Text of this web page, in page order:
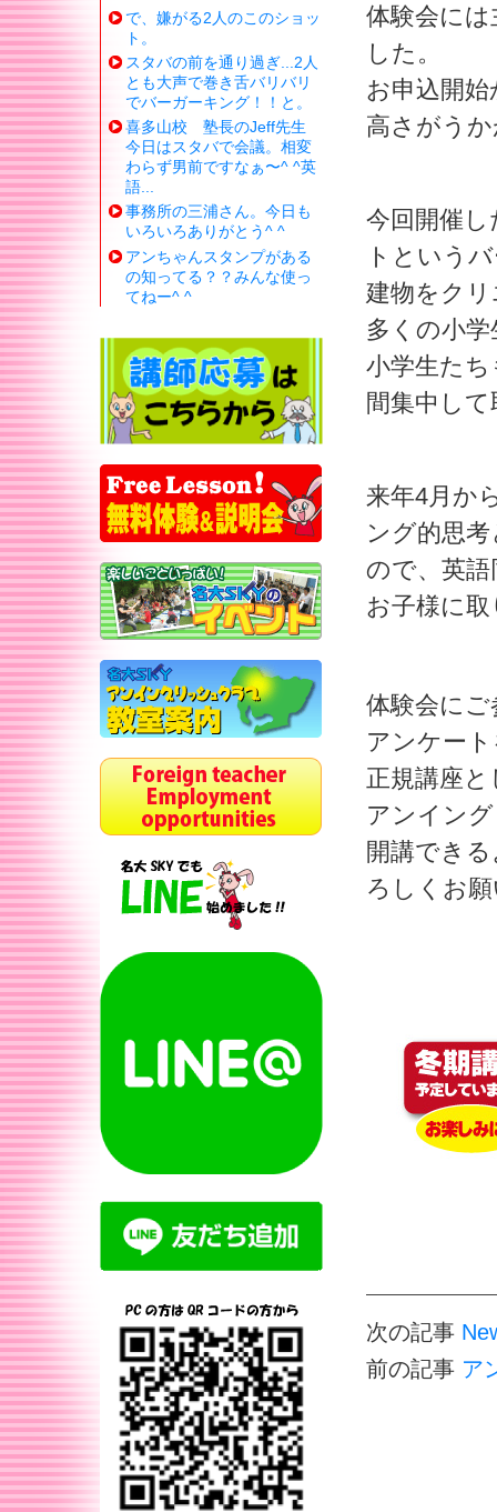
で、嫌がる2人のこのショッ
ト。
スタバの前を通り過ぎ...2人
とも大声で巻き舌バリバリ
でバーガーキング！！と。
喜多山校 塾長のJeff先生
今日はスタバで会議。相変
わらず男前ですなぁ〜^ ^英
語...
事務所の三浦さん。今日も
いろいろありがとう^ ^
アンちゃんスタンプがある
の知ってる？？みんな使っ
てねー^ ^
体験会に
した。
お申込開
高さがう
今回開催
トという
建物をク
多くの小
小学生た
間集中し
来年4月か
ング的思
ので、英
お子様に
体験会に
アンケー
正規講座
アンイン
開講でき
ろしくお
次の記事
前の記事 ア